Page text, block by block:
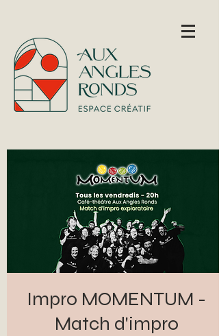
Impro MOMENTUM -
Match d'impro